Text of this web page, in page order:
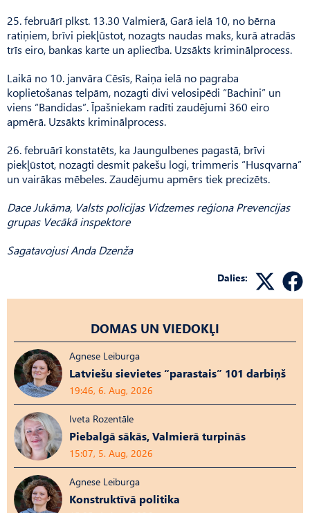
25. februārī plkst. 13.30 Valmierā, Garā ielā 10, no bērna
ratiņiem, brīvi piekļūstot, nozagts naudas maks, kurā atradās
trīs eiro, bankas karte un apliecība. Uzsākts kriminālprocess.
Laikā no 10. janvāra Cēsīs, Raiņa ielā no pagraba
koplietošanas telpām, nozagti divi velosipēdi “Bachini” un
viens “Bandidas”. Īpašniekam radīti zaudējumi 360 eiro
apmērā. Uzsākts kriminālprocess.
26. februārī konstatēts, ka Jaungulbenes pagastā, brīvi
piekļūstot, nozagti desmit pakešu logi, trimmeris “Husqvarna”
un vairākas mēbeles. Zaudējumu apmērs tiek precizēts.
Dace Jukāma, Valsts policijas Vidzemes reģiona Prevencijas
grupas Vecākā inspektore
Sagatavojusi Anda Dzenža
Dalies:
DOMAS UN VIEDOKĻI
Agnese Leiburga
Latviešu sievietes “parastais” 101 darbiņš
19:46, 6. Aug, 2026
Iveta Rozentāle
Piebalgā sākās, Valmierā turpinās
15:07, 5. Aug, 2026
Agnese Leiburga
Konstruktīvā politika